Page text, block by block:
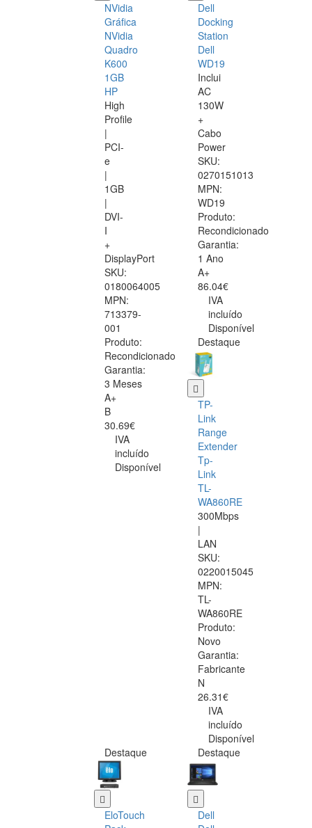
NVidia
Gráfica
NVidia
Quadro
K600
1GB
HP
High
Profile
|
PCI-
e
|
1GB
|
DVI-
I
+
DisplayPort
SKU:
0180064005
MPN:
713379-
001
Produto:
Recondicionado
Garantia:
3 Meses
A+
B
30.69€
IVA
incluído
Disponível
Dell
Docking
Station
Dell
WD19
Inclui
AC
130W
+
Cabo
Power
SKU:
0270151013
MPN:
WD19
Produto:
Recondicionado
Garantia:
1 Ano
A+
86.04€
IVA
incluído
Disponível
Destaque
TP-
Link
Range
Extender
Tp-
Link
TL-
WA860RE
300Mbps
|
LAN
SKU:
0220015045
MPN:
TL-
WA860RE
Produto:
Novo
Garantia:
Fabricante
N
26.31€
IVA
incluído
Disponível
Destaque
EloTouch
Destaque
Dell